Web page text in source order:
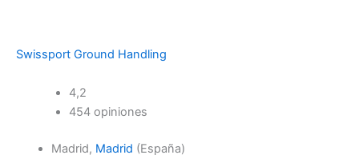
Swissport Ground Handling
4,2
454 opiniones
Madrid, Madrid (España)